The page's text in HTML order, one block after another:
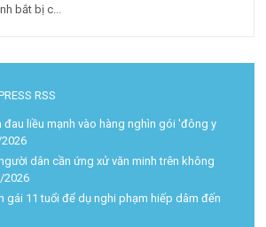
bắt bị c...
RSS
đau liều mạnh vào hàng nghìn gói 'đông y
dân cần ứng xử văn minh trên không
2026
gái 11 tuổi để dụ nghi phạm hiếp dâm đến